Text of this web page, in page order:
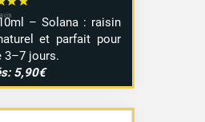
– Solana : raisin
et parfait pour
3–7 jours.
5,90€